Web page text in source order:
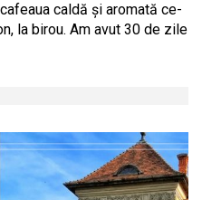
caldă și aromată ce-
la birou. Am avut 30 de zile